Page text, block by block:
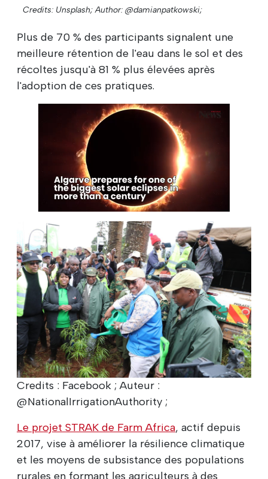
Credits: Unsplash; Author: @damianpatkowski;
Plus de 70 % des participants signalent une
meilleure rétention de l'eau dans le sol et des
récoltes jusqu'à 81 % plus élevées après
l'adoption de ces pratiques.
Credits : Facebook ; Auteur :
@NationalIrrigationAuthority ;
Le projet STRAK de Farm Africa, actif depuis
2017, vise à améliorer la résilience climatique
et les moyens de subsistance des populations
rurales en formant les agriculteurs à des